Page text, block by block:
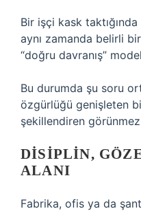
Bir işçi kask
aynı zamanda belirli
“doğru davranış”
Bu durumda şu soru
özgürlüğü genişleten
şekillendiren görünmez
DISIPLIN,
ALANI
Fabrika, ofis ya da